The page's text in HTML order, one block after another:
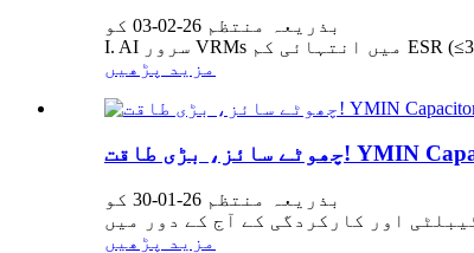
بذریعہ منتظم 26-02-03 کو
مزید پڑھیں
بذریعہ منتظم 26-01-30 کو
مزید پڑھیں